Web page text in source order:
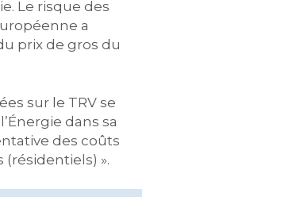
Le risque des
a
prix de gros du
sur le TRV se
dans sa
des coûts
».